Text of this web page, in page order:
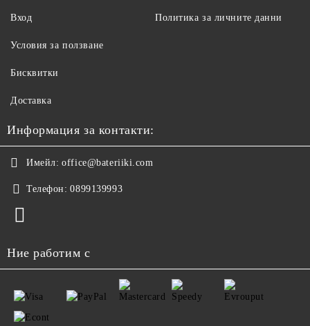
Вход Политика за личните данни
Условия за ползване
Бисквитки
Доставка
Информация за контакти:
Имейл: office@bateriiki.com
Телефон: 0899139993
Ние работим с